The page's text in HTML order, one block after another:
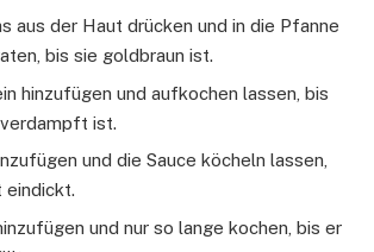
aus der Haut drücken und in die Pfanne
bis sie goldbraun ist.
hinzufügen und aufkochen lassen, bis
ist.
und die Sauce köcheln lassen,
eindickt.
und nur so lange kochen, bis er